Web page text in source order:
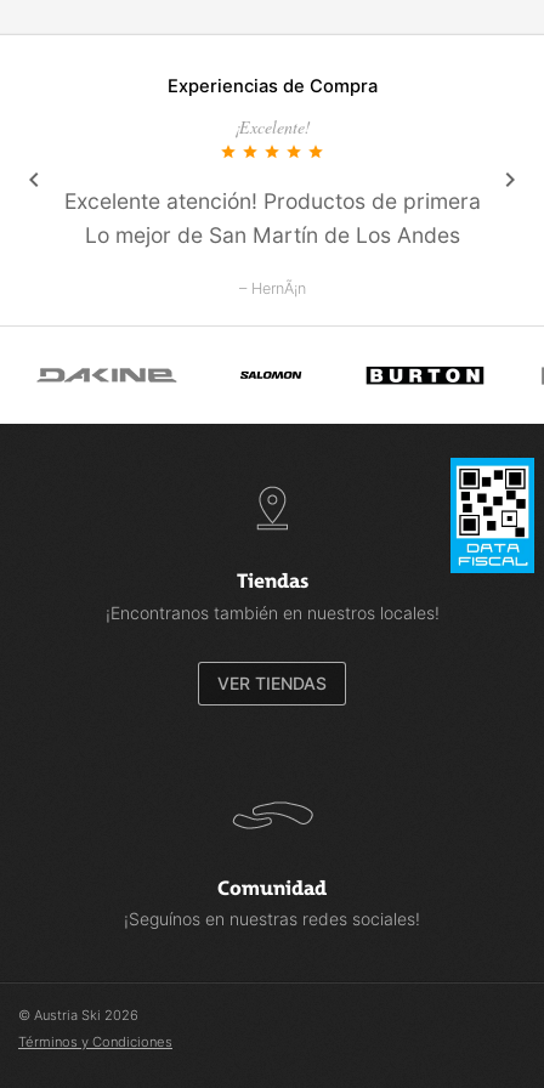
Experiencias de Compra
¡Excelente!
star star star star star
Excelente atención! Productos de primera
Lo mejor de San Martí­n de Los Andes
– HernÃ¡n
keyboard_arrow_left keyboard_arrow_right
Tiendas
¡Encontranos también en nuestros locales!
VER TIENDAS
Comunidad
¡Seguínos en nuestras redes sociales!
© Austria Ski 2026
Términos y Condiciones